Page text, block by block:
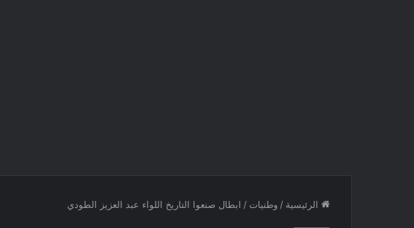
الرئيسية / وطنيات / ابطال صنعوا التاريخ اللواء عبد العزيز الطودي